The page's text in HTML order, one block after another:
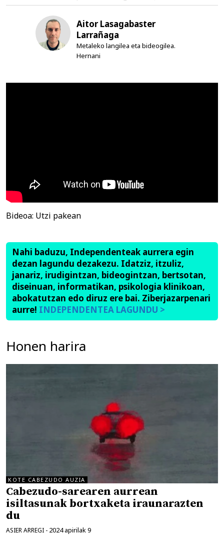
Aitor Lasagabaster
Larrañaga
Metaleko langilea eta bideogilea.
Hernani
Bideoa: Utzi pakean
Nahi baduzu, Independenteak aurrera egin
dezan lagundu dezakezu. Idatziz, itzuliz,
janariz, irudigintzan, bideogintzan, bertsotan,
diseinuan, informatikan, psikologia klinikoan,
abokatutzan edo diruz ere bai. Ziberjazarpenari
aurre! INDEPENDENTEA LAGUNDU >
Honen harira
KOTE CABEZUDO AUZIA
Cabezudo-sarearen aurrean
isiltasunak bortxaketa iraunarazten
du
ASIER ARREGI - 2024 apirilak 9